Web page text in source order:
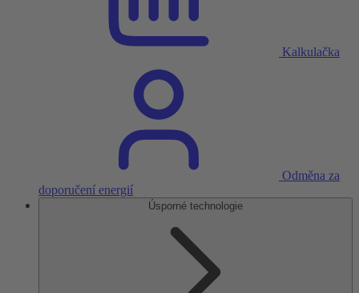
Kalkulačka
Odměna za
doporučení energií
Úsporné technologie